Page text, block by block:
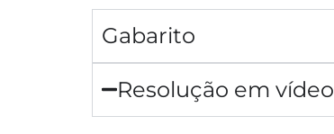
Gabarito
Resolução em vídeo